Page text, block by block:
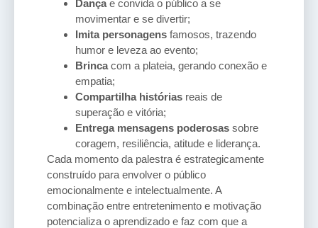
Dançae convida o público a se
movimentar e se divertir;
Imita personagens famosos, trazendo
humor e leveza ao evento;
Brincacom a plateia, gerando conexão e
empatia;
Compartilha histórias reais de
superação e vitória;
Entrega mensagens poderosas sobre
coragem, resiliência, atitude e liderança.
Cada momento da palestra é estrategicamente
construído para envolver o público
emocionalmente e intelectualmente. A
combinação entre entretenimento e motivação
potencializa o aprendizado e faz com que a